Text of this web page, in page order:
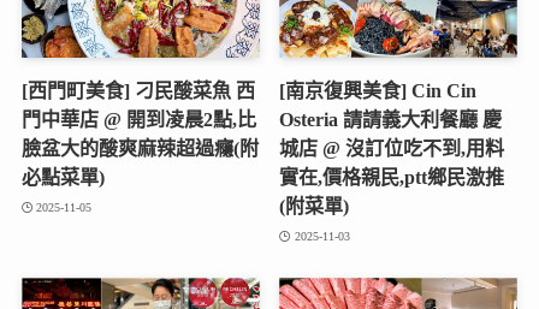
[西門町美食] 刁民酸菜魚 西
門中華店 @ 開到凌晨2點,比
臉盆大的酸爽麻辣超過癮(附
必點菜單)
2025-11-05
[南京復興美食] Cin Cin
Osteria 請請義大利餐廳 慶
城店 @ 沒訂位吃不到,用料
實在,價格親民,ptt鄉民激推
(附菜單)
2025-11-03